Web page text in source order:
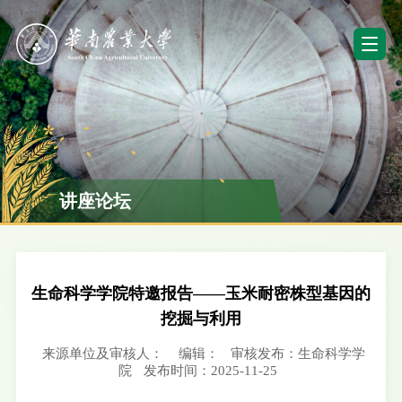
讲座论坛
生命科学学院特邀报告——玉米耐密株型基因的
挖掘与利用
来源单位及审核人： 编辑：
审核发布：生命科学学
院
发布时间：2025-11-25